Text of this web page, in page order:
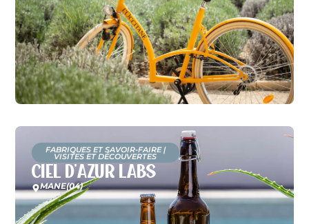
FABRIQUES ET SAVOIR-FAIRE|
VISITES ET DÉCOUVERTES
Ciel d’Azur Labs
MANE(04)